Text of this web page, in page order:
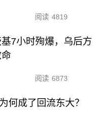
阅读 4819
7小时殉爆，乌后方
命
阅读 6873
何成了回流东大？